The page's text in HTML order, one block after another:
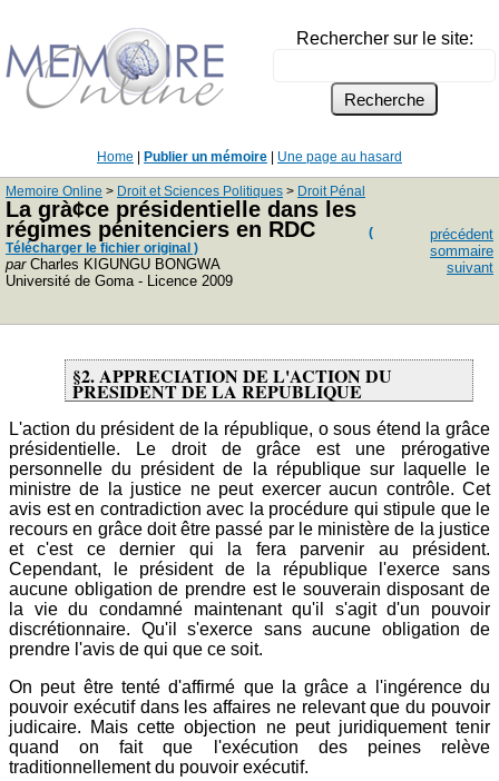
Rechercher sur le site:
Home Publier un mémoire Une page au hasard
Memoire Online > Droit et Sciences Politiques > Droit Pénal
La grà¢ce présidentielle dans les
régimes pénitenciers en RDC
(
Télécharger le fichier original )
parCharles KIGUNGU BONGWA
Université de Goma - Licence 2009
précédent
sommaire
suivant
§2. APPRECIATION DE L'ACTION DU
PRESIDENT DE LA REPUBLIQUE
L'action du président de la république, o sous étend la grâce
présidentielle. Le droit de grâce est une prérogative
personnelle du président de la république sur laquelle le
ministre de la justice ne peut exercer aucun contrôle. Cet
avis est en contradiction avec la procédure qui stipule que le
recours en grâce doit être passé par le ministère de la justice
et c'est ce dernier qui la fera parvenir au président.
Cependant, le président de la république l'exerce sans
aucune obligation de prendre est le souverain disposant de
la vie du condamné maintenant qu'il s'agit d'un pouvoir
discrétionnaire. Qu'il s'exerce sans aucune obligation de
prendre l'avis de qui que ce soit.
On peut être tenté d'affirmé que la grâce a l'ingérence du
pouvoir exécutif dans les affaires ne relevant que du pouvoir
judicaire. Mais cette objection ne peut juridiquement tenir
quand on fait que l'exécution des peines relève
traditionnellement du pouvoir exécutif.